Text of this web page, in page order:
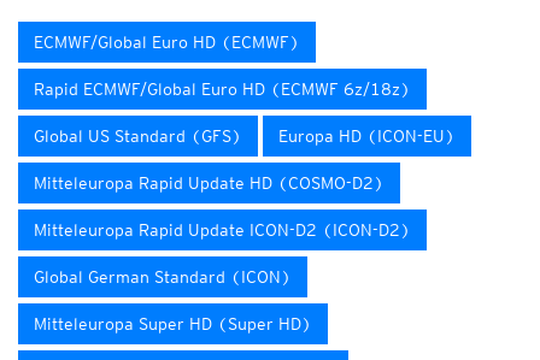
ECMWF/Global Euro HD (ECMWF)
Rapid ECMWF/Global Euro HD (ECMWF 6z/18z)
Global US Standard (GFS) Europa HD (ICON-EU)
Mitteleuropa Rapid Update HD (COSMO-D2)
Mitteleuropa Rapid Update ICON-D2 (ICON-D2)
Global German Standard (ICON)
Mitteleuropa Super HD (Super HD)